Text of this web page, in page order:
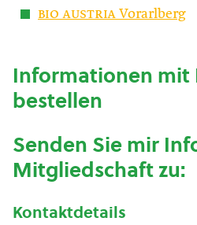
bio austria Vorarlberg
Informationen mit
bestellen
Senden Sie mir
Mitgliedschaft zu:
Kontaktdetails